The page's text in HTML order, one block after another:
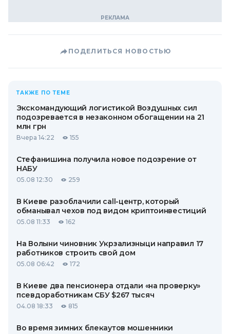
ПОДЕЛИТЬСЯ НОВОСТЬЮ
ТАКЖЕ ПО ТЕМЕ
Экскомандующий логистикой Воздушных сил
подозревается в незаконном обогащении на 21
млн грн
Вчера 14:22 155
Стефанишина получила новое подозрение от
НАБУ
05.08 12:30 259
В Киеве разоблачили call-центр, который
обманывал чехов под видом криптоинвестиций
05.08 11:33 162
На Волыни чиновник Укрзализныци направил 17
работников строить свой дом
05.08 06:42 172
В Киеве два пенсионера отдали «на проверку»
псевдоработникам СБУ $267 тысяч
04.08 18:33 815
Во время зимних блекаутов мошенники